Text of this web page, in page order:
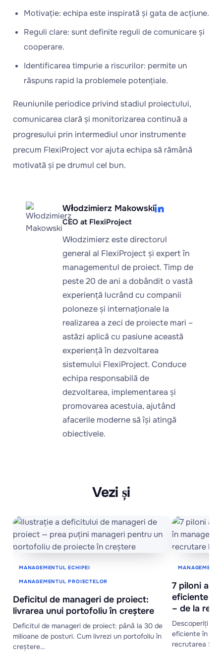
Motivație: echipa este inspirată și gata de acțiune.
Reguli clare: sunt definite reguli de comunicare și
cooperare.
Identificarea timpurie a riscurilor: permite un
răspuns rapid la problemele potențiale.
Reuniunile periodice privind stadiul proiectului,
comunicarea clară și monitorizarea continuă a
progresului prin intermediul unor instrumente
precum FlexiProject vor ajuta echipa să rămână
motivată și pe drumul cel bun.
Włodzimierz Makowski
CEO at FlexiProject
Włodzimierz este directorul
general al FlexiProject și expert în
managementul de proiect. Timp de
peste 20 de ani a dobândit o vastă
experiență lucrând cu companii
poloneze și internaționale la
realizarea a zeci de proiecte mari –
astăzi aplică cu pasiune această
experiență în dezvoltarea
sistemului FlexiProject. Conduce
echipa responsabilă de
dezvoltarea, implementarea și
promovarea acestuia, ajutând
afacerile moderne să își atingă
obiectivele.
Vezi și
MANAGEMENTUL ECHIPEI
MANAGEMENTUL PROIECTELOR
Deficitul de manageri de proiect:
livrarea unui portofoliu în creștere
Deficitul de manageri de proiect: până la 30 de
milioane de posturi. Cum livrezi un portofoliu în
creștere…
7 piloni ai
eficiente în
– de la
Descoperiți 7
eficiente în
recrutarea